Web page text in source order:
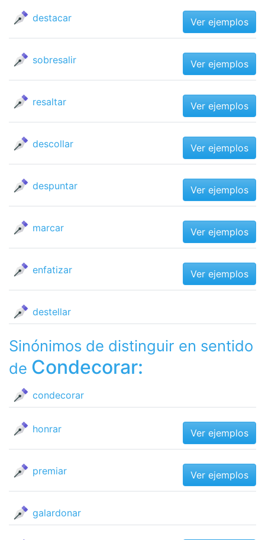
destacar Ver ejemplos
sobresalir Ver ejemplos
resaltar Ver ejemplos
descollar Ver ejemplos
despuntar Ver ejemplos
marcar Ver ejemplos
enfatizar Ver ejemplos
destellar
Sinónimos de distinguir en sentido
de Condecorar:
condecorar
honrar Ver ejemplos
premiar Ver ejemplos
galardonar